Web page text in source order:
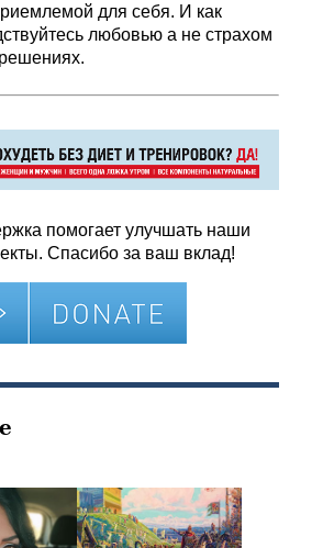
для себя. И как
любовью а не страхом
помогает улучшать наши
Спасибо за ваш вклад!